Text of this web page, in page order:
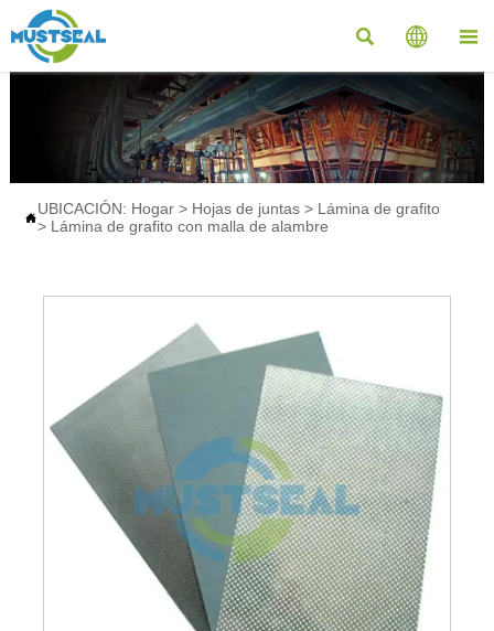
  
UBICACIÓN: Hogar> Hojas de juntas> Lámina de grafito
> Lámina de grafito con malla de alambre